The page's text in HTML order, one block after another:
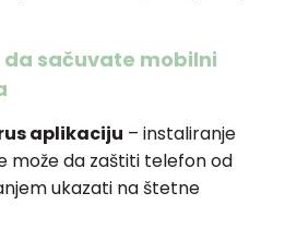
sačuvate mobilni
aplikaciju – instaliranje
može da zaštiti telefon od
ukazati na štetne